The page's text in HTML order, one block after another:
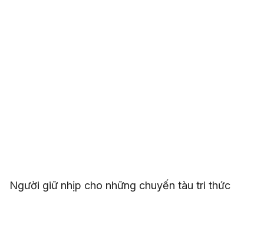
Người giữ nhịp cho những chuyến tàu tri thức